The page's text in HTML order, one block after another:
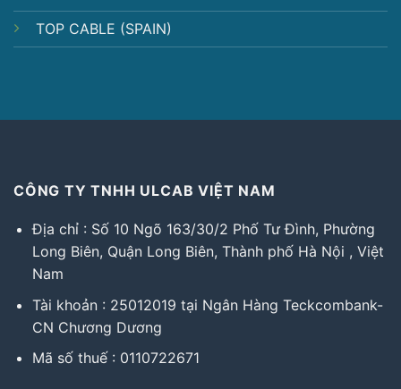
TOP CABLE (SPAIN)
CÔNG TY TNHH ULCAB VIỆT NAM
Địa chỉ : Số 10 Ngõ 163/30/2 Phố Tư Đình, Phường
Long Biên, Quận Long Biên, Thành phố Hà Nội , Việt
Nam
Tài khoản : 25012019 tại Ngân Hàng Teckcombank-
CN Chương Dương
Mã số thuế : 0110722671